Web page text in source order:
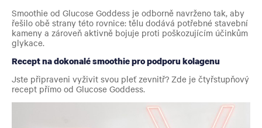
Smoothie od Glucose Goddess je odborně navrženo tak, aby
řešilo obě strany této rovnice: tělu dodává potřebné stavební
kameny a zároveň aktivně bojuje proti poškozujícím účinkům
glykace.
Recept na dokonalé smoothie pro podporu kolagenu
Jste připraveni vyživit svou pleť zevnitř? Zde je čtyřstupňový
recept přímo od Glucose Goddess.